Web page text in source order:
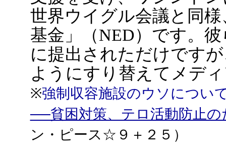
世界ウイグル会議と同
基金」（NED）です。
に提出されただけです
ようにすり替えてメデ
※強制収容施設のウソについ
──貧困対策、テロ活動防止の
ン・ピース☆９＋２５）